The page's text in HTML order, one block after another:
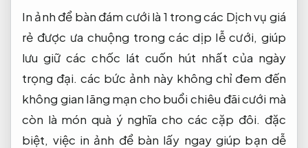
In ảnh để bàn đám cưới là 1 trong các Dịch vụ giá
rẻ được ưa chuộng trong các dịp lễ cưới, giúp
lưu giữ các chốc lát cuốn hút nhất của ngày
trọng đại. các bức ảnh này không chỉ đem đến
không gian lãng mạn cho buổi chiêu đãi cưới mà
còn là món quà ý nghĩa cho các cặp đôi. đặc
biệt, việc in ảnh để bàn lấy ngay giúp bạn dễ